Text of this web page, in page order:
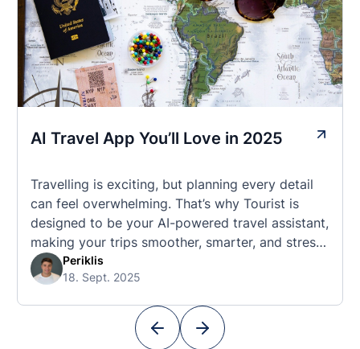
AI Travel App You’ll Love in 2025
Travelling is exciting, but planning every detail
can feel overwhelming. That’s why Tourist is
designed to be your AI-powered travel assistant,
making your trips smoother, smarter, and stress-
free. 🧭 What Makes the Tourist App Unique?
Unlike standard travel apps, Tourist combines
With Tourist, your trip planning becomes as
Periklis
18. Sept. 2025